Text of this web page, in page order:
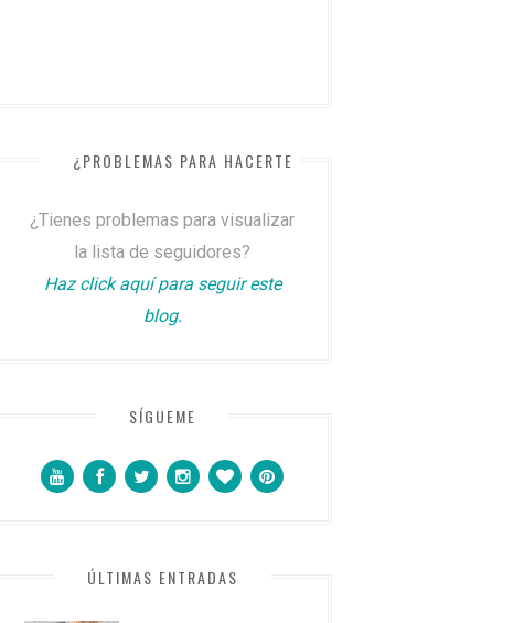
¿PROBLEMAS PARA HACERTE SEGUIDOR?
¿Tienes problemas para visualizar
la lista de seguidores?
Haz click aquí para seguir este
blog.
SÍGUEME
ÚLTIMAS ENTRADAS